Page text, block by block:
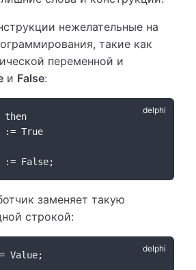
нежелательные на
такие как
переменной и
и False:
:= True
:= False;
заменяет такую
строкой:
Value;